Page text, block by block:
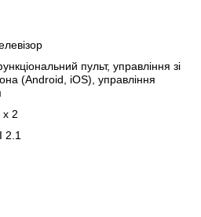
пульт, управління зі
(Android, iOS), управління
x 2
2.1